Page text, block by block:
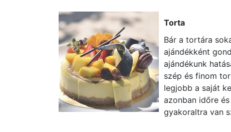
Torta
Bár a tortára
ajándékként
ajándékunk
szép és finom
legjobb a saját
azonban időre
gyakoraltra van